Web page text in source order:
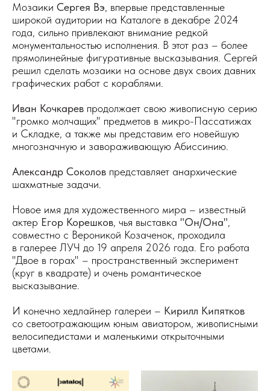
Мозаики Сергея Вэ, впервые представленные
широкой аудитории на Каталоге в декабре 2024
года, сильно привлекают внимание редкой
монументальностью исполнения. В этот раз – более
прямолинейные фигуративные высказывания. Сергей
решил сделать мозаики на основе двух своих давних
графических работ с кораблями.
Иван Кочкарев продолжает свою живописную серию
"громко молчащих" предметов в микро-Пассатижах
и Складке, а также мы представим его новейшую
многозначную и завораживающую Абиссинию.
Александр Соколов представляет анархические
шахматные задачи.
Новое имя для художественного мира – известный
актер Егор Корешков, чья выставка "Он/Она",
совместно с Вероникой Козаченок, проходила
в галерее ЛУЧ до 19 апреля 2026 года. Его работа
"Двое в горах" – пространственный эксперимент
(круг в квадрате) и очень романтическое
высказывание.
И конечно хедлайнер галереи – Кирилл Кипятков
со светоотражающим юным авиатором, живописными
велосипедистами и маленькими открыточными
цветами.